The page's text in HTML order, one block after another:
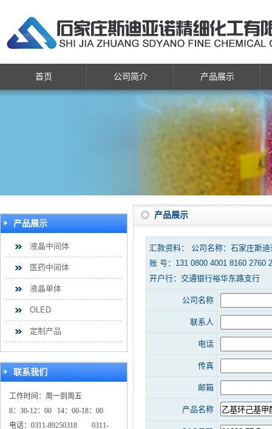
首页 公司简介 产品展示
产品展示
液晶中间体
医药中间体
液晶单体
OLED
定制产品
联系我们
工作时间：周一到周五
8：30-12：00 14：00-18：00
电话：0311-89250318 0311-
产品展示
汇款资料： 公司名称：石家庄斯
账 号：131 0800 4001 8160 2760
开户行：交通银行裕华东路支行
公司名称
联系人
电话
传真
邮箱
产品名称